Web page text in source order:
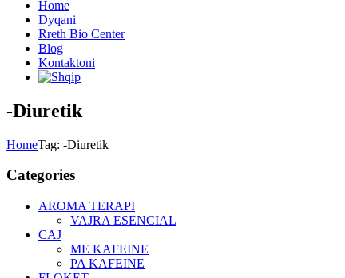
Home
Dyqani
Rreth Bio Center
Blog
Kontaktoni
-Diuretik
HomeTag: -Diuretik
Categories
AROMA TERAPI
VAJRA ESENCIAL
CAJ
ME KAFEINE
PA KAFEINE